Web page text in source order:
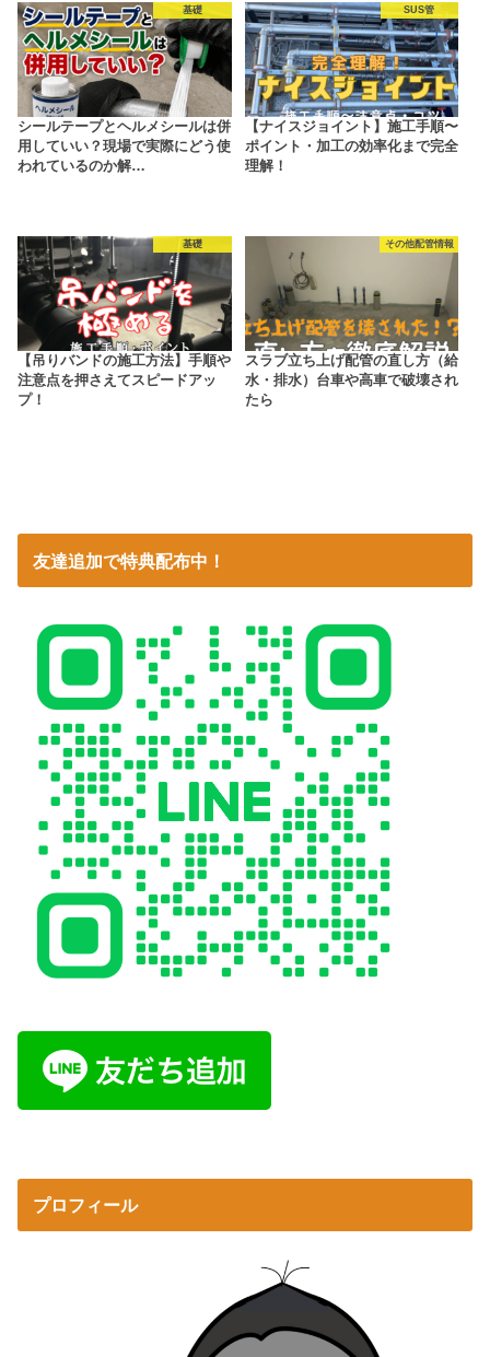
基礎
シールテープとヘルメシールは併
用していい？現場で実際にどう使
われているのか解…
SUS管
【ナイスジョイント】施工手順〜
ポイント・加工の効率化まで完全
理解！
基礎
【吊りバンドの施工方法】手順や
注意点を押さえてスピードアッ
プ！
その他配管情報
スラブ立ち上げ配管の直し方（給
水・排水）台車や高車で破壊され
たら
友達追加で特典配布中！
プロフィール